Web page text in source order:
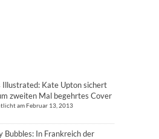
Illustrated: Kate Upton sichert
zweiten Mal begehrtes Cover
am Februar 13, 2013
Bubbles: In Frankreich der